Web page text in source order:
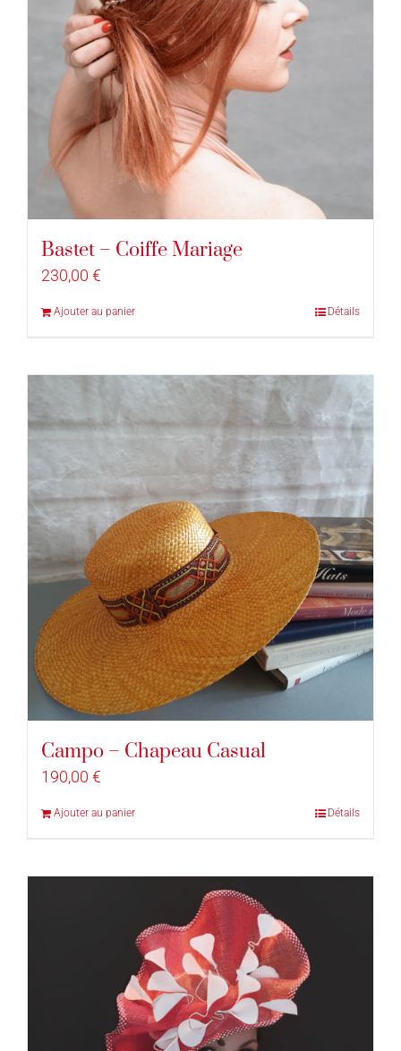
Bastet – Coiffe Mariage
230,00 €
Ajouter au panier Détails
Campo – Chapeau Casual
190,00 €
Ajouter au panier Détails